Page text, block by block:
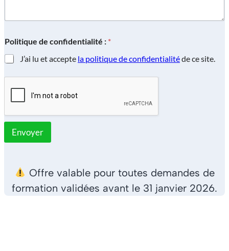
Politique de confidentialité : *
J’ai lu et accepte la politique de confidentialitéde ce site.
Envoyer
Offre valable pour toutes demandes de
formation validées avant le 31 janvier 2026.